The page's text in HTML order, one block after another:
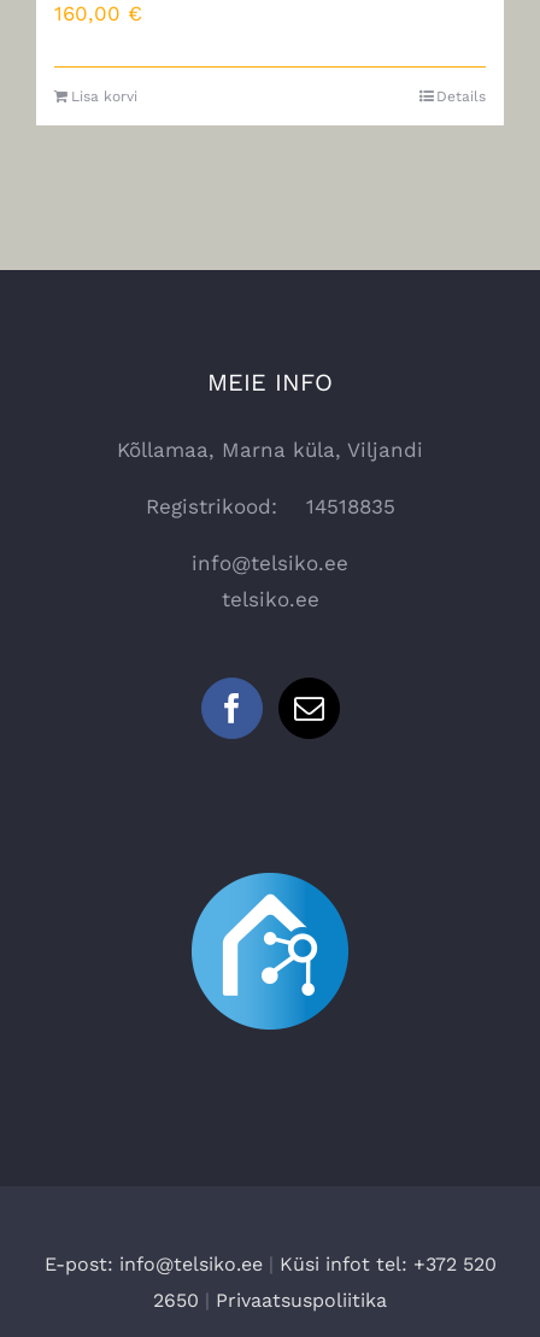
160,00 €
Lisa korvi Details
MEIE INFO
Kõllamaa, Marna küla, Viljandi
Registrikood: 14518835
info@telsiko.ee
telsiko.ee
E-post: info@telsiko.ee| Küsi infot tel: +372 520
2650
Privaatsuspoliitika